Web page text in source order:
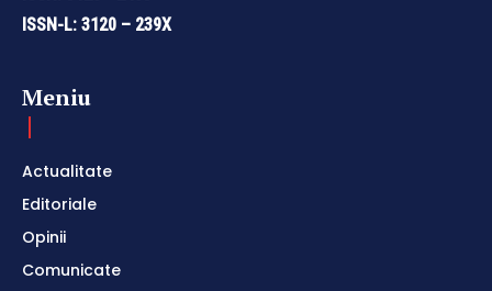
ISSN-L: 3120 – 239X
Meniu
Actualitate
Editoriale
Opinii
Comunicate